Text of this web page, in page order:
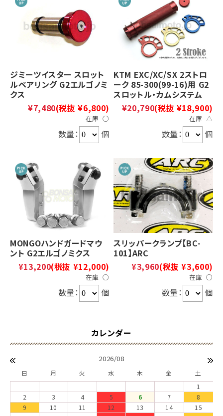
ジミーツイスター スロット
ルベアリング G2エルゴノミ
クス
¥7,480(税抜 ¥6,800)
在庫 ○
数量： 個
KTM EXC/XC/SX 2ストロ
ーク 85-300(99-16)用 G2
スロットル・カムシステム
¥20,790(税抜 ¥18,900)
在庫 △
数量： 個
MONGOハンドガードマウ
ント G2エルゴノミクス
¥13,200(税抜 ¥12,000)
在庫 ○
数量： 個
スリッパークランプ【BC-
101】ARC
¥3,960(税抜 ¥3,600)
在庫 ○
数量： 個
2026/08
日 月 火 水 木 金
土
1
2
3 4 5 6 7
8
9
10 11 12 13 14
15